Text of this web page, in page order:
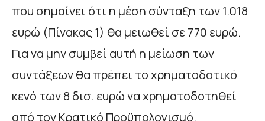
που σημαίνει ότι η μέση σύνταξη των 1.018
ευρώ (Πίνακας 1) θα μειωθεί σε 770 ευρώ.
Για να μην συμβεί αυτή η μείωση των
συντάξεων θα πρέπει το χρηματοδοτικό
κενό των 8 δισ. ευρώ να χρηματοδοτηθεί
από τον Κρατικό Προϋπολογισμό.